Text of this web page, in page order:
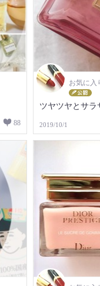
88
お気に入
ツヤツヤとサラ
2019/10/1